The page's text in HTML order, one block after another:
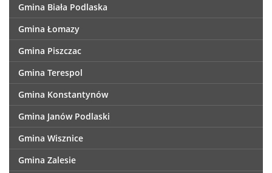
Gmina Biała Podlaska
Gmina Łomazy
Gmina Piszczac
Gmina Terespol
Gmina Konstantynów
Gmina Janów Podlaski
Gmina Wisznice
Gmina Zalesie